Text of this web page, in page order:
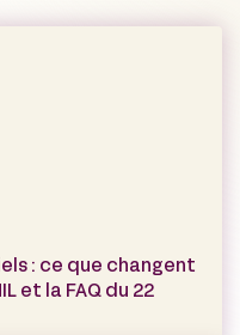
: ce que changent
et la FAQ du 22